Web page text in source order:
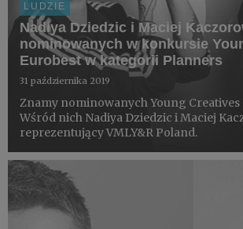
LUDZIE
Nadiya Dziedzic i Maciej
nominowanych w konkursie
Eurobest w kategorii Planners
31 października 2019
Znamy nominowanych Young Creatives
Wśród nich Nadiya Dziedzic i Maciej
reprezentujący VMLY&R Poland.